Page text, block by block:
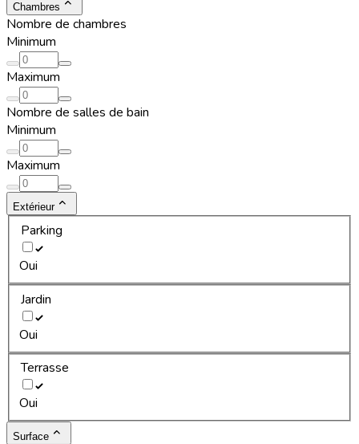
Chambres
Nombre de chambres
Minimum
Maximum
Nombre de salles de bain
Minimum
Maximum
Extérieur
Parking
Oui
Jardin
Oui
Terrasse
Oui
Surface